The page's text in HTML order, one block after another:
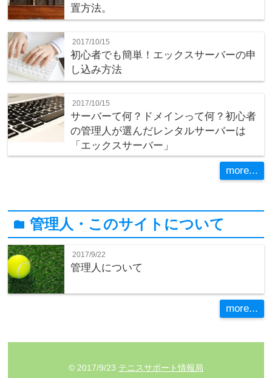
置方法。
2017/10/15
初心者でも簡単！エックスサーバーの申
し込み方法
2017/10/15
サーバーて何？ドメインって何？初心者
の管理人が選んだレンタルサーバーは
「エックスサーバー」
more...
folder管理人・このサイトについて
2017/9/22
管理人について
more...
© 2017/9/23 テニスサポート情報局